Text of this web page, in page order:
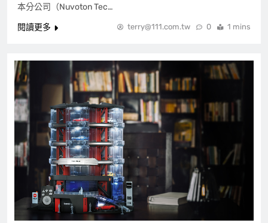
本分公司（Nuvoton Tec…
閱讀更多
terry@111.com.tw 0 1 mins